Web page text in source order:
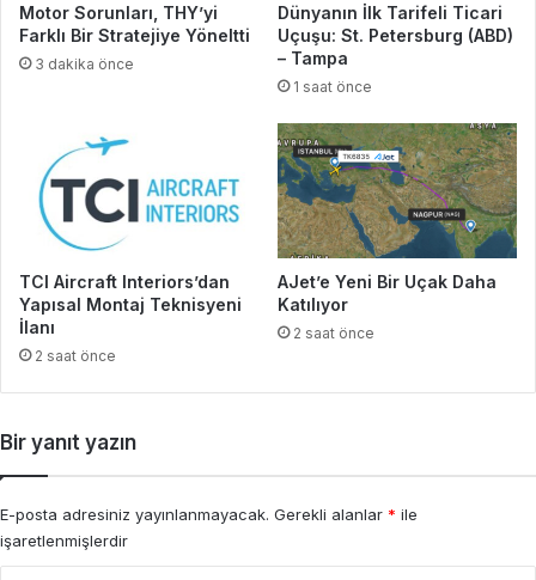
Motor Sorunları, THY’yi
Farklı Bir Stratejiye Yöneltti
3 dakika önce
Dünyanın İlk Tarifeli Ticari
Uçuşu: St. Petersburg (ABD)
– Tampa
1 saat önce
TCI Aircraft Interiors’dan
Yapısal Montaj Teknisyeni
İlanı
2 saat önce
AJet’e Yeni Bir Uçak Daha
Katılıyor
2 saat önce
Bir yanıt yazın
E-posta adresiniz yayınlanmayacak. Gerekli alanlar * ile
işaretlenmişlerdir